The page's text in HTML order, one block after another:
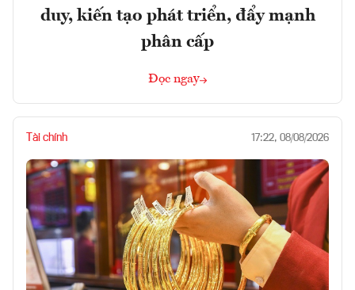
duy, kiến tạo phát triển, đẩy mạnh
phân cấp
Đọc ngay
Tài chính 17:22, 08/08/2026